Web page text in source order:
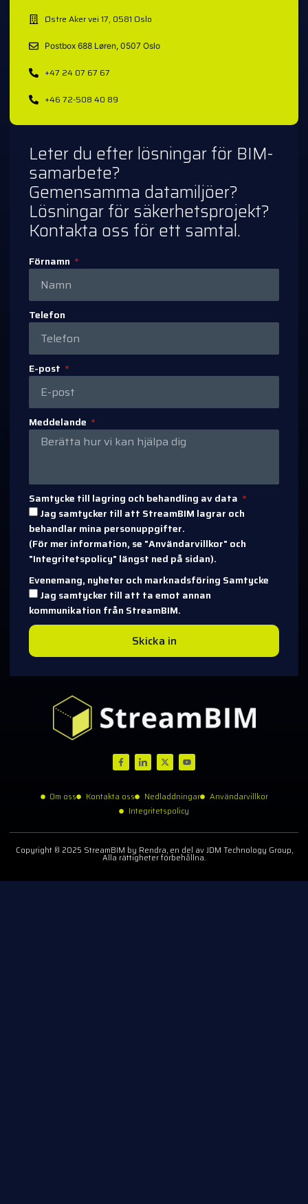
Østre Aker vei 17, 0581 Oslo
Postbox 688 Løren, 0507 Oslo
+47 24 07 67 67
+46 72-508 40 89
Leter du efter lösningar för BIM-
samarbete?
Gemensamma datamiljöer?
Lösningar för säkerhetsprojekt?
Kontakta oss för ett samtal.
Förnamn
Telefon
E-post
Meddelande
Samtycke till lagring och behandling av data
Jag samtycker till att StreamBIM lagrar och
behandlar mina personuppgifter.
(För mer information, se "Användarvillkor" och
"Integritetspolicy" längst ned på sidan).
Evenemang, nyheter och marknadsföring Samtycke
Jag samtycker till att ta emot annan
kommunikation från StreamBIM.
Skicka in
Om oss Kontakta oss Nedladdningar
Användarvillkor
Integritetspolicy
Copyright © 2025 StreamBIM by Rendra, en del av JDM Technology Group,
Alla rättigheter förbehållna.